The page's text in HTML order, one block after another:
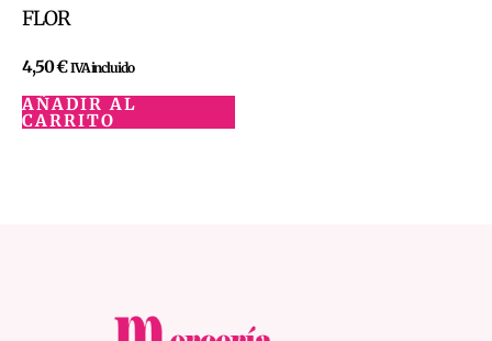
FLOR
4,50€IVA incluido
AÑADIR AL
CARRITO